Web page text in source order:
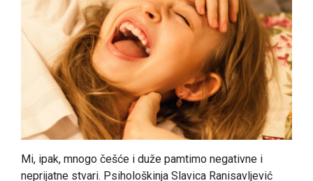
Mi, ipak, mnogo češće i duže pamtimo negativne i
neprijatne stvari. Psihološkinja Slavica Ranisavljević